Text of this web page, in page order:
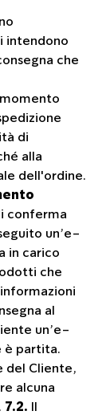
intendono
che
di
alla
dell'ordine.
conferma
un’e-
in carico
che
al
un’e-
è partita.
del Cliente,
alcuna
7.2.